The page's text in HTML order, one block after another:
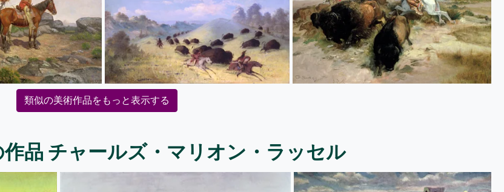
類似の美術作品をもっと表示する
品 チャールズ・マリオン・ラッセル